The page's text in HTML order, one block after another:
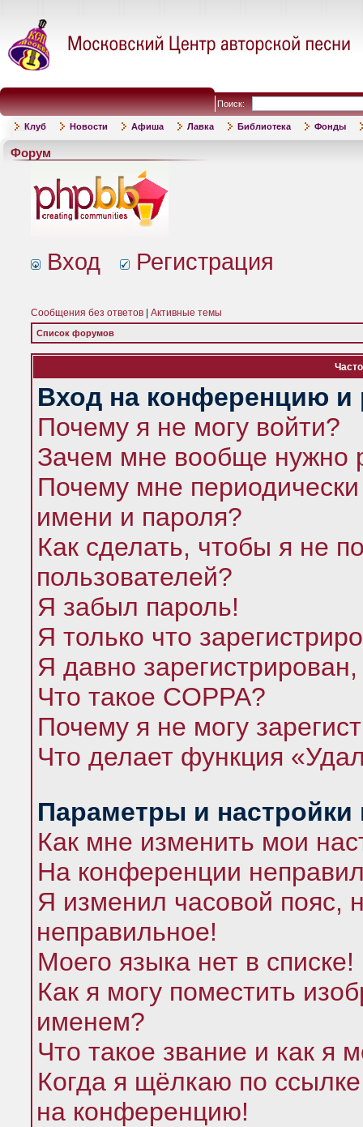
Поиск:
Клуб Новости Афиша Лавка Библиотека Фонды
Форум
Вход Регистрация
Сообщения без ответов Активные темы
Список форумов
Вход на конференцию и
Почему я не могу войти?
Зачем мне вообще нужно
Почему мне
имени и пароля?
Как сделать, чтобы я не
пользователей?
Я забыл пароль!
Я только что
Я давно
Что такое COPPA?
Почему я не могу
Что делает функция
Параметры и настройки
Как мне изменить мои
На конференции
Я изменил часовой пояс,
неправильное!
Моего языка нет в списке!
Как я могу поместить
именем?
Что такое звание и как я
Когда я щёлкаю по
на конференцию!